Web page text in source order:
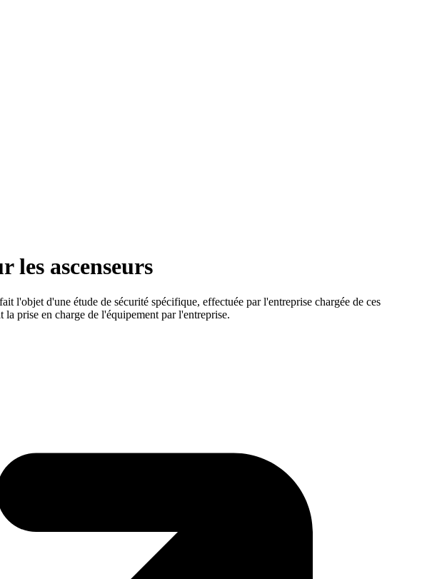
ascenseurs
l'objet d'une étude de sécurité spécifique, effectuée par l'entreprise chargée de ces
prise en charge de l'équipement par l'entreprise.